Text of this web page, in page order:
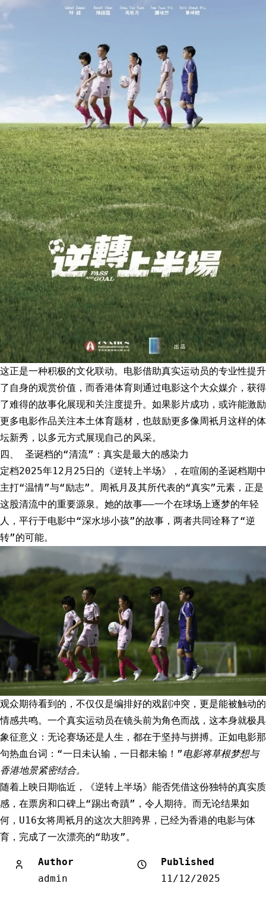
这正是一种积极的文化联动。电影借助真实运动员的专业性提升
了自身的观赏价值，而香港体育则通过电影这个大众媒介，获得
了难得的故事化展现和关注度提升。如果影片成功，或许能激励
更多电影作品关注本土体育题材，也鼓励更多像周衹月这样的体
坛新秀，以多元方式展现自己的风采。
四、 圣诞档的“清流”：真实是最大的感染力
定档2025年12月25日的《逆转上半场》，在喧闹的圣诞档期中
主打“温情”与“励志”。周衹月及其所代表的“真实”元素，正是
这股清流中的重要源泉。她的故事——一个在球场上逐梦的年轻
人，平行于电影中“深水埗小孩”的故事，两者共同诠释了“逆
转”的可能。
观众期待看到的，不仅仅是编排好的戏剧冲突，更是能被触动的
情感共鸣。一个真实运动员在镜头前为角色而战，这本身就极具
象征意义：无论赛场还是人生，都在于坚持与拼搏。正如电影那
句热血台词：“一日未认输，一日都未输！”电影将草根梦想与
香港地景紧密结合。
随着上映日期临近，《逆转上半场》能否凭借这份独特的真实质
感，在票房和口碑上“踢出奇蹟”，令人期待。而无论结果如
何，U16女将周衹月的这次大胆跨界，已经为香港的电影与体
育，完成了一次漂亮的“助攻”。
Author
admin
Published
11/12/2025